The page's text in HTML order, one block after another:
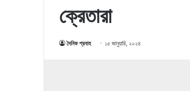
ক্রেতারা
দৈনিক প্রবাহ ১৫ জানুয়ারি, ২০২৪